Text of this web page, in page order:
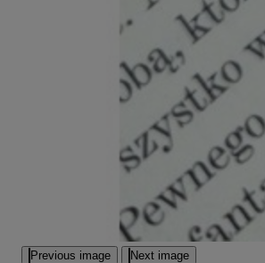
Previous image Next image